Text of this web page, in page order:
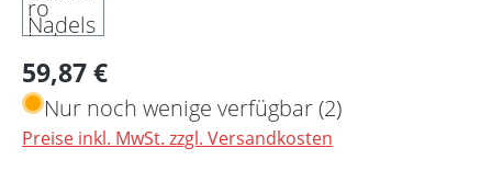
Regulärer Preis:
59,87 €
Nur noch wenige verfügbar (2)
Preise inkl. MwSt. zzgl. Versandkosten